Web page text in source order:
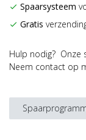
check Spaarsysteem
check Gratis
Hulp nodig? Onze
Neem contact op